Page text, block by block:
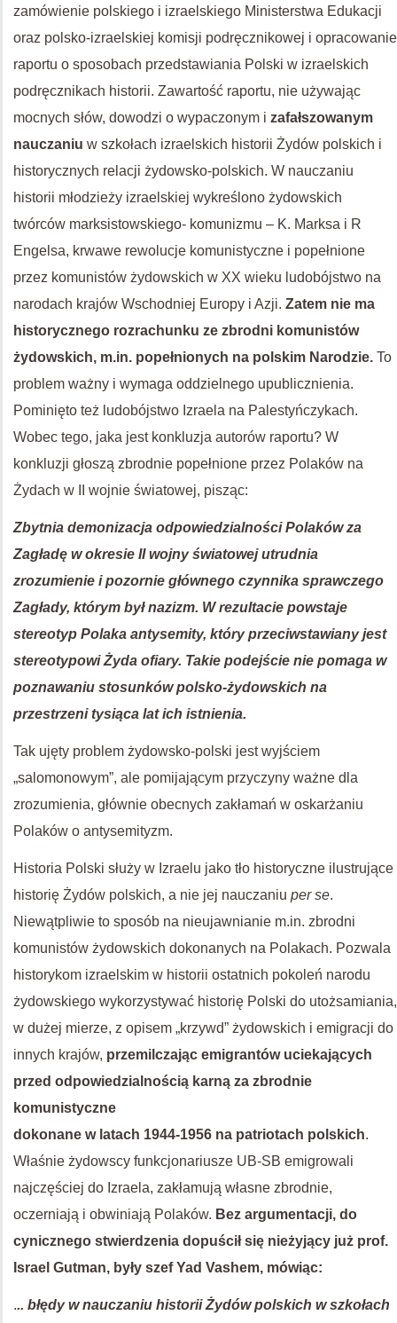
zamówienie polskiego i izraelskiego Ministerstwa Edukacji
oraz polsko-izraelskiej komisji podręcznikowej i opracowanie
raportu o sposobach przedstawiania Polski w izraelskich
podręcznikach historii. Zawartość raportu, nie używając
mocnych słów, dowodzi o wypaczonym i zafałszowanym
nauczaniu w szkołach izraelskich historii Żydów polskich i
historycznych relacji żydowsko-polskich. W nauczaniu
historii młodzieży izraelskiej wykreślono żydowskich
twórców marksistowskiego- komunizmu – K. Marksa i R
Engelsa, krwawe rewolucje komunistyczne i popełnione
przez komunistów żydowskich w XX wieku ludobójstwo na
narodach krajów Wschodniej Europy i Azji. Zatem nie ma
historycznego rozrachunku ze zbrodni komunistów
żydowskich, m.in. popełnionych na polskim Narodzie. To
problem ważny i wymaga oddzielnego upublicznienia.
Pominięto też ludobójstwo Izraela na Palestyńczykach.
Wobec tego, jaka jest konkluzja autorów raportu? W
konkluzji głoszą zbrodnie popełnione przez Polaków na
Żydach w II wojnie światowej, pisząc:
Zbytnia demonizacja odpowiedzialności Polaków za
Zagładę w okresie II wojny światowej utrudnia
zrozumienie i pozornie głównego czynnika sprawczego
Zagłady, którym był nazizm. W rezultacie powstaje
stereotyp Polaka antysemity, który przeciwstawiany jest
stereotypowi Żyda ofiary. Takie podejście nie pomaga w
poznawaniu stosunków polsko-żydowskich na
przestrzeni tysiąca lat ich istnienia.
Tak ujęty problem żydowsko-polski jest wyjściem
„salomonowym”, ale pomijającym przyczyny ważne dla
zrozumienia, głównie obecnych zakłamań w oskarżaniu
Polaków o antysemityzm.
Historia Polski służy w Izraelu jako tło historyczne ilustrujące
historię Żydów polskich, a nie jej nauczaniu per se.
Niewątpliwie to sposób na nieujawnianie m.in. zbrodni
komunistów żydowskich dokonanych na Polakach. Pozwala
historykom izraelskim w historii ostatnich pokoleń narodu
żydowskiego wykorzystywać historię Polski do utożsamiania,
w dużej mierze, z opisem „krzywd” żydowskich i emigracji do
innych krajów, przemilczając emigrantów uciekających
przed odpowiedzialnością karną za zbrodnie
komunistyczne
dokonane w latach 1944-1956 na patriotach polskich.
Właśnie żydowscy funkcjonariusze UB-SB emigrowali
najczęściej do Izraela, zakłamują własne zbrodnie,
oczerniają i obwiniają Polaków. Bez argumentacji, do
cynicznego stwierdzenia dopuścił się nieżyjący już prof.
Israel Gutman, były szef Yad Vashem, mówiąc:
... błędy w nauczaniu historii Żydów polskich w szkołach